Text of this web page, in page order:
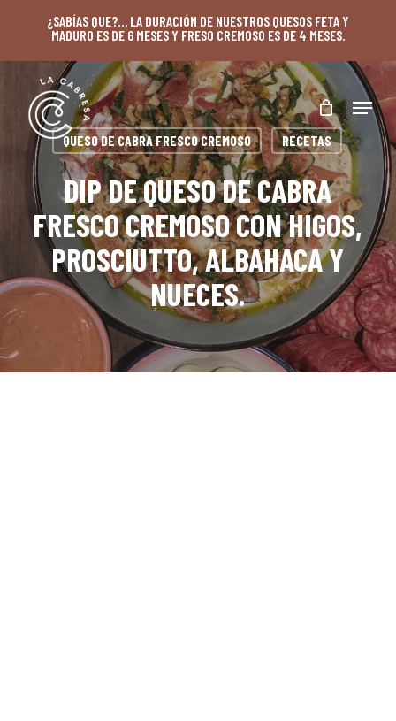
main
content
¿SABÍAS QUE?… LA DURACIÓN DE NUESTROS QUESOS FETA Y
MADURO ES DE 6 MESES Y FRESO CREMOSO ES DE 4 MESES.
Menu
QUESO DE CABRA FRESCO CREMOSO RECETAS
DIP DE QUESO DE CABRA
FRESCO CREMOSO CON HIGOS,
PROSCIUTTO, ALBAHACA Y
NUECES.